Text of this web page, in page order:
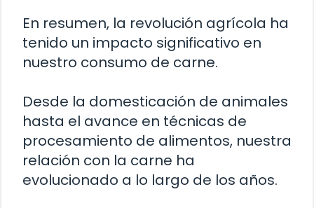
En resumen, la revolución agrícola ha
tenido un impacto significativo en
nuestro consumo de carne.
Desde la domesticación de animales
hasta el avance en técnicas de
procesamiento de alimentos, nuestra
relación con la carne ha
evolucionado a lo largo de los años.